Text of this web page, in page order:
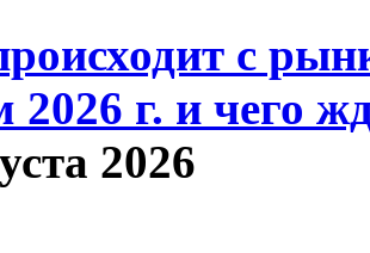
с
2026 г. и чего
2026